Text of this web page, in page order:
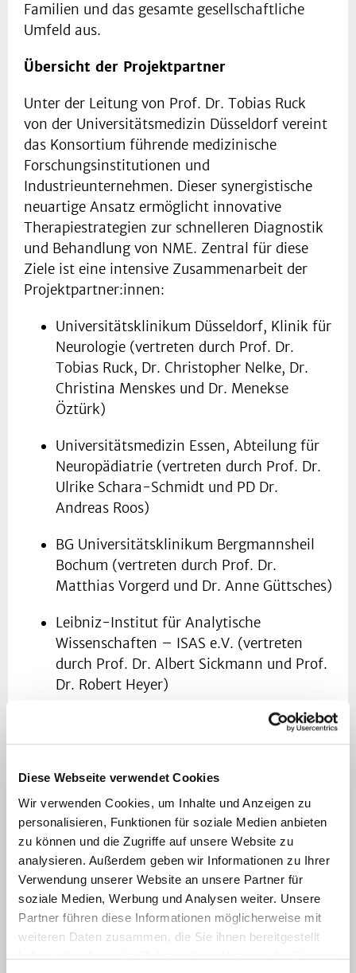
Diese Webseite verwendet Cookies
Wir verwenden Cookies, um Inhalte und Anzeigen zu
personalisieren, Funktionen für soziale Medien anbieten
zu können und die Zugriffe auf unsere Website zu
analysieren. Außerdem geben wir Informationen zu Ihrer
Verwendung unserer Website an unsere Partner für
soziale Medien, Werbung und Analysen weiter. Unsere
Partner führen diese Informationen möglicherweise mit
weiteren Daten zusammen, die Sie ihnen bereitgestellt
haben oder die sie im Rahmen Ihrer Nutzung der Dienste
Familien und das gesamte gesellschaftliche
Umfeld aus.
Übersicht der Projektpartner
Unter der Leitung von Prof. Dr. Tobias Ruck
von der Universitätsmedizin Düsseldorf vereint
das Konsortium führende medizinische
Forschungsinstitutionen und
Industrieunternehmen. Dieser synergistische
neuartige Ansatz ermöglicht innovative
Therapiestrategien zur schnelleren Diagnostik
und Behandlung von NME. Zentral für diese
Ziele ist eine intensive Zusammenarbeit der
Projektpartner:innen:
Universitätsklinikum Düsseldorf, Klinik für
Neurologie (vertreten durch Prof. Dr.
Tobias Ruck, Dr. Christopher Nelke, Dr.
Christina Menskes und Dr. Menekse
Öztürk)
Universitätsmedizin Essen, Abteilung für
Neuropädiatrie (vertreten durch Prof. Dr.
Ulrike Schara-Schmidt und PD Dr.
Andreas Roos)
BG Universitätsklinikum Bergmannsheil
Bochum (vertreten durch Prof. Dr.
Matthias Vorgerd und Dr. Anne Güttsches)
Leibniz-Institut für Analytische
Wissenschaften – ISAS e.V. (vertreten
durch Prof. Dr. Albert Sickmann und Prof.
Dr. Robert Heyer)
Lead Discovery Center GmbH (LDC),
Dortmund (vertreten durch Anne-Katrin
Singleron Biotechnologies GmbH, Köln
(vertreten durch Dr. Nan Fang und Petro
Leka)
Über die Klinik für Neurologie des
Universitätsklinikums Düsseldorf
In der Klinik für Neurologie des
Universitätsklinikums Düsseldorf